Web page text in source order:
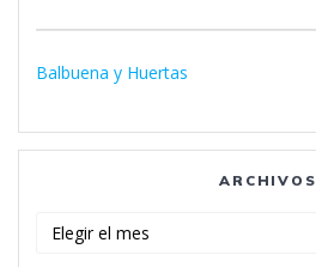
Balbuena y Huertas
ARCHIVOS